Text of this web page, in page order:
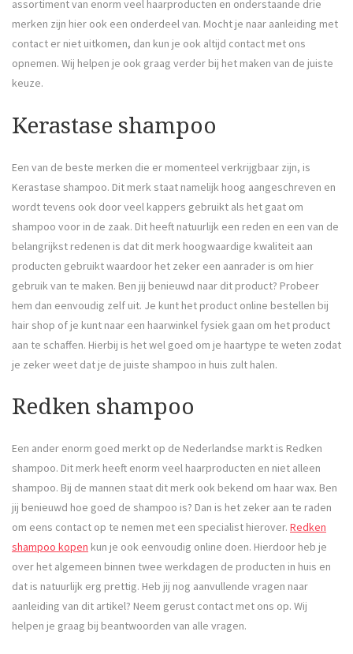
assortiment van enorm veel haarproducten en onderstaande drie
merken zijn hier ook een onderdeel van. Mocht je naar aanleiding met
contact er niet uitkomen, dan kun je ook altijd contact met ons
opnemen. Wij helpen je ook graag verder bij het maken van de juiste
keuze.
Kerastase shampoo
Een van de beste merken die er momenteel verkrijgbaar zijn, is
Kerastase shampoo. Dit merk staat namelijk hoog aangeschreven en
wordt tevens ook door veel kappers gebruikt als het gaat om
shampoo voor in de zaak. Dit heeft natuurlijk een reden en een van de
belangrijkst redenen is dat dit merk hoogwaardige kwaliteit aan
producten gebruikt waardoor het zeker een aanrader is om hier
gebruik van te maken. Ben jij benieuwd naar dit product? Probeer
hem dan eenvoudig zelf uit. Je kunt het product online bestellen bij
hair shop of je kunt naar een haarwinkel fysiek gaan om het product
aan te schaffen. Hierbij is het wel goed om je haartype te weten zodat
je zeker weet dat je de juiste shampoo in huis zult halen.
Redken shampoo
Een ander enorm goed merkt op de Nederlandse markt is Redken
shampoo. Dit merk heeft enorm veel haarproducten en niet alleen
shampoo. Bij de mannen staat dit merk ook bekend om haar wax. Ben
jij benieuwd hoe goed de shampoo is? Dan is het zeker aan te raden
om eens contact op te nemen met een specialist hierover. Redken
shampoo kopen kun je ook eenvoudig online doen. Hierdoor heb je
over het algemeen binnen twee werkdagen de producten in huis en
dat is natuurlijk erg prettig. Heb jij nog aanvullende vragen naar
aanleiding van dit artikel? Neem gerust contact met ons op. Wij
helpen je graag bij beantwoorden van alle vragen.